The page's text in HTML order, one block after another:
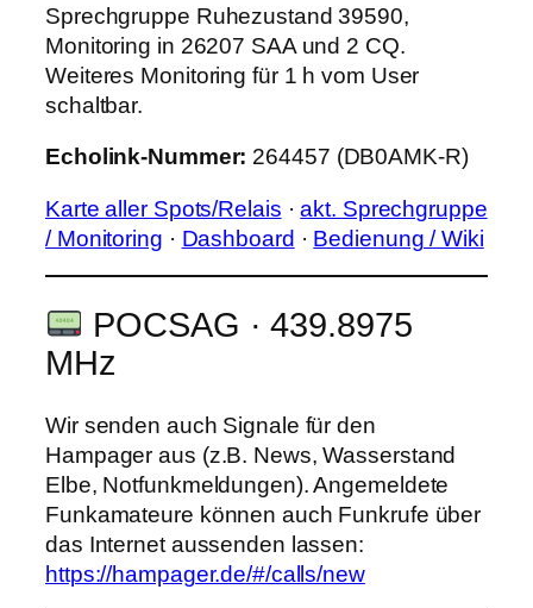
Sprechgruppe Ruhezustand 39590,
Monitoring in 26207 SAA und 2 CQ.
Weiteres Monitoring für 1 h vom User
schaltbar.
Echolink-Nummer: 264457 (DB0AMK-R)
Karte aller Spots/Relais ·akt. Sprechgruppe
/ Monitoring · Dashboard · Bedienung / Wiki
POCSAG · 439.8975
MHz
Wir senden auch Signale für den
Hampager aus (z.B. News, Wasserstand
Elbe, Notfunkmeldungen). Angemeldete
Funkamateure können auch Funkrufe über
das Internet aussenden lassen:
https://hampager.de/#/calls/new